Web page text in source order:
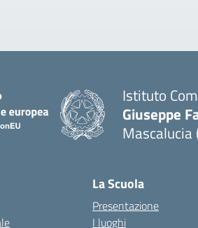
Istituto
Giuseppe
Mascalucia
La Scuola
Presentazione
I luoghi